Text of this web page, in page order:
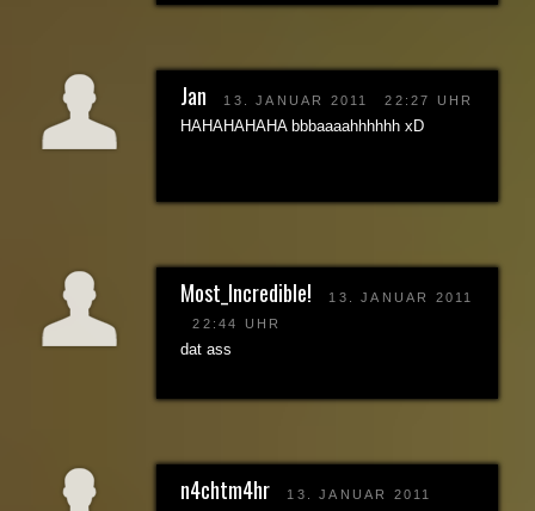
Jan 13. JANUAR 2011 22:27 UHR
HAHAHAHAHA bbbaaaahhhhhh xD
Most_Incredible!
13. JANUAR 2011
22:44 UHR
dat ass
n4chtm4hr 13. JANUAR 2011